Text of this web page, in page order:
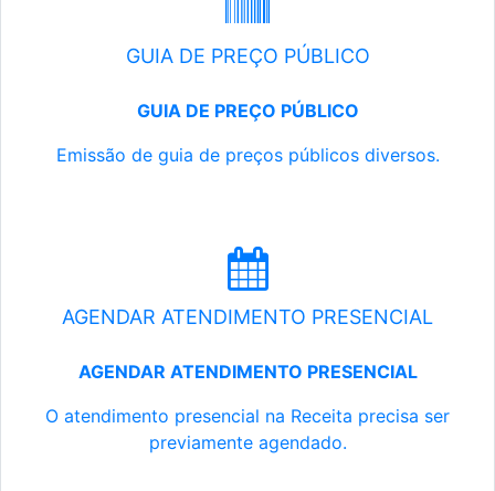
GUIA DE PREÇO PÚBLICO
GUIA DE PREÇO PÚBLICO
Emissão de guia de preços públicos diversos.
AGENDAR ATENDIMENTO PRESENCIAL
AGENDAR ATENDIMENTO PRESENCIAL
O atendimento presencial na Receita precisa ser
previamente agendado.